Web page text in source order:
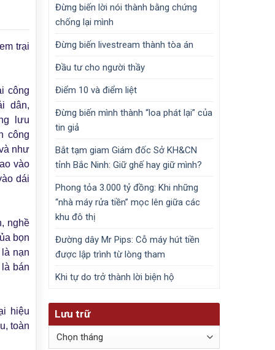
trại
công
dân,
lưu
công
như
vào
dái
nghề
bọn
nạn
bán
hiệu
toàn
Đừng biến lời nói thành bằng chứng
chống lại mình
Đừng biến livestream thành tòa án
Đầu tư cho người thầy
Điểm 10 và điểm liệt
Đừng biến mình thành “loa phát lại” của
tin giả
Bắt tạm giam Giám đốc Sở KH&CN
tỉnh Bắc Ninh: Giữ ghế hay giữ mình?
Phong tỏa 3.000 tỷ đồng: Khi những
“nhà máy rửa tiền” mọc lên giữa các
khu đô thị
Đường dây Mr Pips: Cỗ máy hút tiền
được lập trình từ lòng tham
Khi tự do trở thành lời biện hộ
Lưu trữ
Lưu